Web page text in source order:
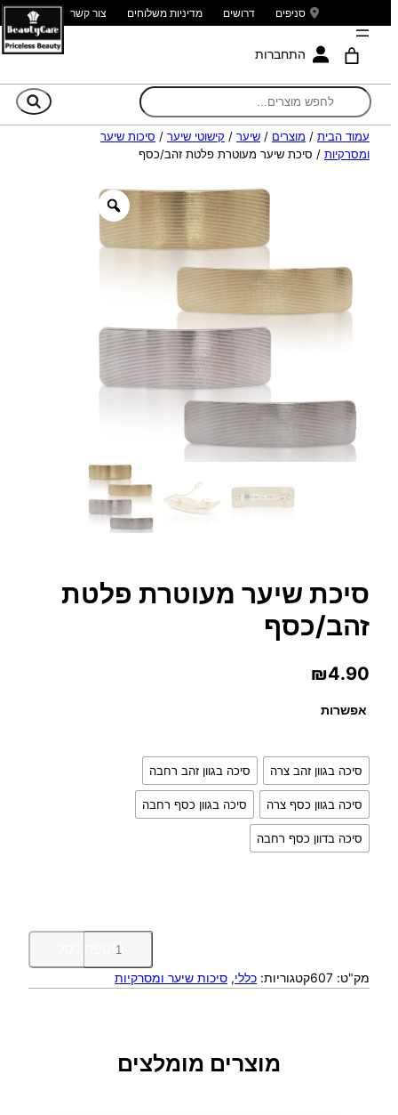
סניפים דרושים מדיניות משלוחים צור קשר
התחברות
עמוד הבית / מוצרים / שיער / קישוטי שיער / סיכות שיער
ומסרקיות / סיכת שיער מעוטרת פלטת זהב/כסף
סיכת שיער מעוטרת פלטת
זהב/כסף
₪4.90
אפשרות
סיכה בגוון זהב צרה סיכה בגוון זהב רחבה
סיכה בגוון כסף צרה סיכה בגוון כסף רחבה
סיכה בדוון כסף רחבה
כ
ו
ס
י
הוספה לסל
מק"ט: 607קטגוריות: כללי, סיכות שיער ומסרקיות
מוצרים מומלצים